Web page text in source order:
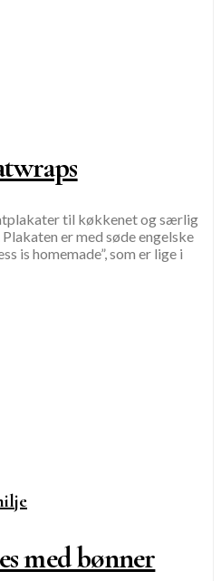
til køkkenet og særlig
er med søde engelske
is homemade”, som er lige i
med bønner